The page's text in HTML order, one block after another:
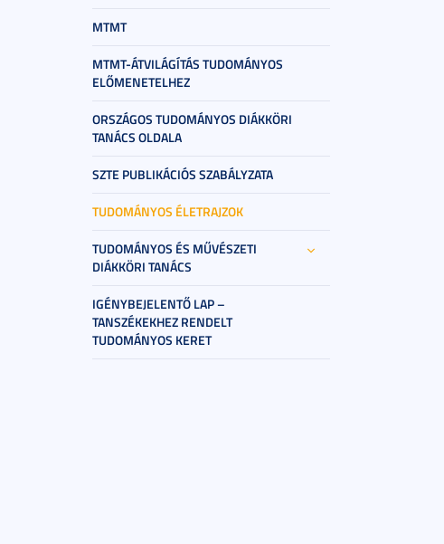
MTMT
MTMT-ÁTVILÁGÍTÁS TUDOMÁNYOS
ELŐMENETELHEZ
ORSZÁGOS TUDOMÁNYOS DIÁKKÖRI
TANÁCS OLDALA
SZTE PUBLIKÁCIÓS SZABÁLYZATA
TUDOMÁNYOS ÉLETRAJZOK
TUDOMÁNYOS ÉS MŰVÉSZETI
DIÁKKÖRI TANÁCS
IGÉNYBEJELENTŐ LAP –
TANSZÉKEKHEZ RENDELT
TUDOMÁNYOS KERET